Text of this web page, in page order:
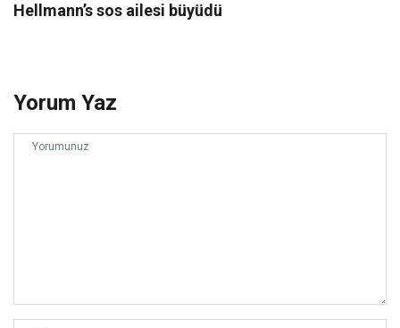
Hellmann’s sos ailesi büyüdü
Yorum Yaz